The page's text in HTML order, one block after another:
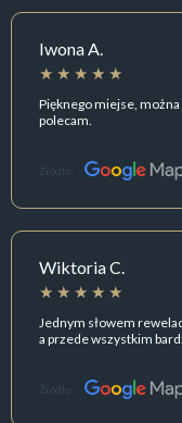
Iwona A.
Pięknego miejse,
polecam.
Źródło:
Wiktoria C.
Jednym słowem
a przede wszystkim
Źródło: